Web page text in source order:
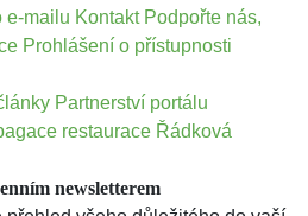
e-mailu Kontakt Podpořte nás,
Prohlášení o přístupnosti
Partnerství portálu
restaurace Řádková
newsletterem